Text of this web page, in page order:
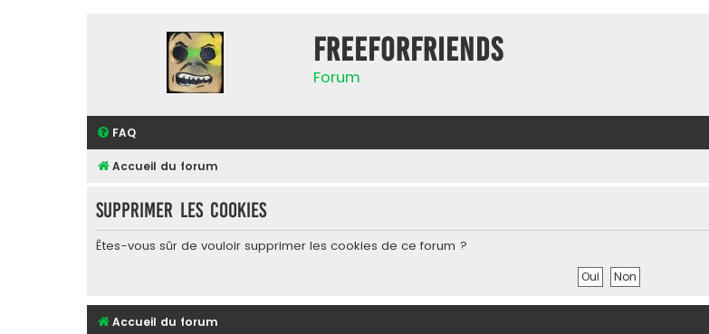
FreeForFriends
Forum
FAQ
Accueil du forum
Supprimer les cookies
Êtes-vous sûr de vouloir supprimer les cookies de ce forum ?
Accueil du forum